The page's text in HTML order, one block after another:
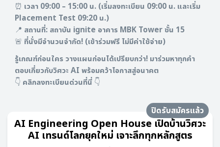
⏰ เวลา 09:00 – 15:00 น. (เริ่มลงทะเบียน 09:00 น. และเริ่ม
Placement Test 09:20 น.)
📍 สถานที่: สถาบัน ignite อาคาร MBK Tower ชั้น 15
🚨 ที่นั่งมีจำนวนจำกัด! (เข้าร่วมฟรี ไม่มีค่าใช้จ่าย)
รู้เกณฑ์ก่อนใคร วางแผนก่อนได้เปรียบกว่า! มาร่วมหาทุกคำ
ตอบเกี่ยวกับวิศวะ AI พร้อมคว้าโอกาสสู่อนาคต
👇 คลิกลงทะเบียนด่วนที่นี่ 👇
ปิดรับสมัครแล้ว
AI Engineering Open House เปิดบ้านวิศวะ
AI เทรนด์โลกยุคใหม่ เจาะลึกทุกหลักสูตร